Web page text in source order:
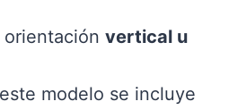
orientaciónvertical u
modelo se incluye